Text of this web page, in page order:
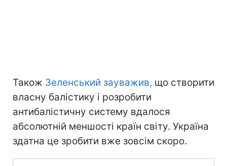
Також Зеленський зауважив, що створити
власну балістику і розробити
антибалістичну систему вдалося
абсолютній меншості країн світу. Україна
здатна це зробити вже зовсім скоро.